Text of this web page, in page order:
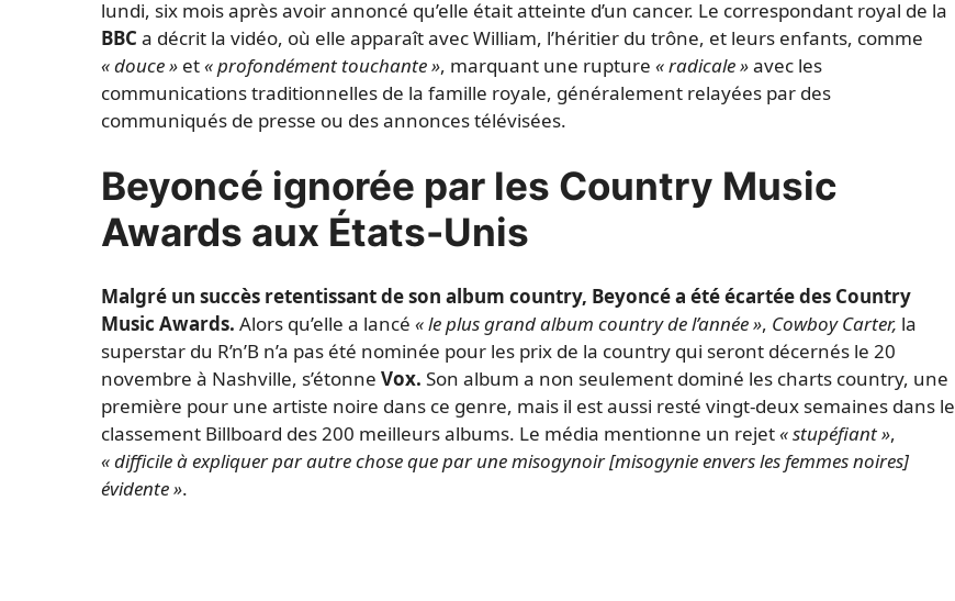
lundi, six mois après avoir annoncé qu’elle était atteinte d’un cancer. Le correspondant royal de la
BBC a décrit la vidéo, où elle apparaît avec William, l’héritier du trône, et leurs enfants, comme
« douce » et« profondément touchante », marquant une rupture « radicale »avec les
communications traditionnelles de la famille royale, généralement relayées par des
communiqués de presse ou des annonces télévisées.
Beyoncé ignorée par les Country Music
Awards aux États-Unis
Malgré un succès retentissant de son album country, Beyoncé a été écartée des Country
Music Awards. Alors qu’elle a lancé « le plus grand album country de l’année », Cowboy Carter, la
superstar du R’n’B n’a pas été nominée pour les prix de la country qui seront décernés le 20
novembre à Nashville, s’étonne Vox. Son album a non seulement dominé les charts country, une
première pour une artiste noire dans ce genre, mais il est aussi resté vingt-deux semaines dans le
classement Billboard des 200 meilleurs albums. Le média mentionne un rejet« stupéfiant »,
« difficile à expliquer par autre chose que par une misogynoir [misogynie envers les femmes noires]
évidente ».